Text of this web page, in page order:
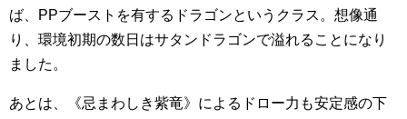
ば、PPブーストを有するドラゴンというクラス。想像通
り、環境初期の数日はサタンドラゴンで溢れることになり
ました。
あとは、《忌まわしき紫竜》によるドロー力も安定感の下